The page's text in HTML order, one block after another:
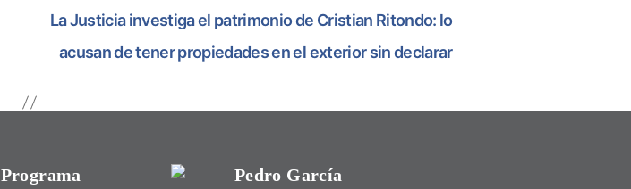
La Justicia investiga el patrimonio de Cristian Ritondo: lo
acusan de tener propiedades en el exterior sin declarar
Programa Pedro García